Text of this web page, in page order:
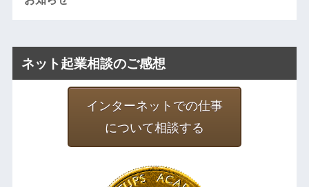
ネット起業相談のご感想
インターネットでの仕事
について相談する